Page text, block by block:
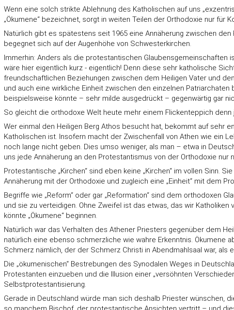
Wenn eine solch strikte Ablehnung des Katholischen auf uns
„Ökumene“ bezeichnet, sorgt in weiten Teilen der Orthodoxie nur
Natürlich gibt es spätestens seit 1965 eine Annäherung zwischen
begegnet sich auf der Augenhöhe von Schwesterkirchen.
Immerhin: Anders als die protestantischen Glaubensgemeinschaften
wäre hier eigentlich kurz - eigentlich! Denn diese sehr katholische
freundschaftlichen Beziehungen zwischen dem Heiligen Vater und
und auch eine wirkliche Einheit zwischen den einzelnen
beispielsweise könnte – sehr milde ausgedrückt – gegenwärtig gar
So gleicht die orthodoxe Welt heute mehr einem Flickenteppich denn
Wer einmal den Heiligen Berg Athos besucht hat, bekommt auf sehr
Katholischen ist. Insofern macht der Zwischenfall von Athen wie ein
noch lange nicht geben. Dies umso weniger, als man – etwa in
uns jede Annäherung an den Protestantismus von der Orthodoxie nur
Protestantische „Kirchen“ sind eben keine „Kirchen“ im vollen Sinn.
Annäherung mit der Orthodoxie und zugleich eine „Einheit“ mit dem
Begriffe wie „Reform“ oder gar „Reformation“ sind dem orthodoxen
und sie zu verteidigen. Ohne Zweifel ist das etwas, das wir
könnte „Ökumene“ beginnen.
Natürlich war das Verhalten des Athener Priesters gegenüber dem
natürlich eine ebenso schmerzliche wie wahre Erkenntnis. Ökumene
Schmerz nämlich, der der Schmerz Christi in Abendmahlsaal war, als
Die „ökumenischen“ Bestrebungen des Synodalen Weges in
Protestanten einzueben und die Illusion einer „versöhnten
Selbstprotestantisierung.
Gerade in Deutschland würde man sich deshalb Priester wünschen,